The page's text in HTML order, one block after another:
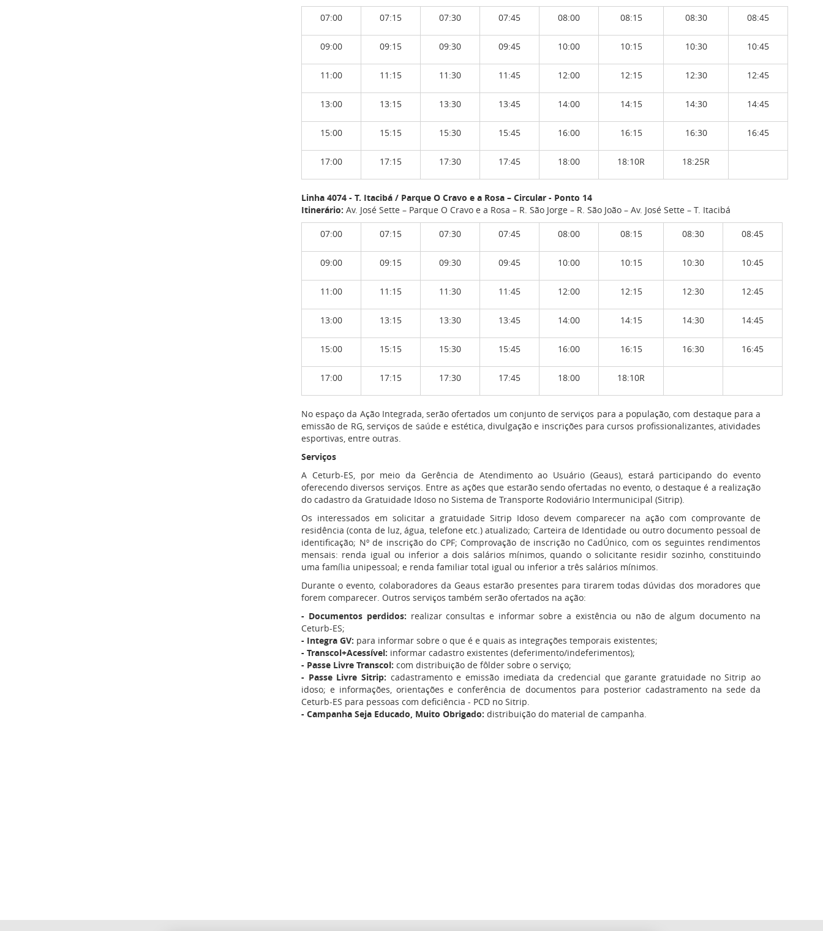
07:00 07:15 07:30 07:45 08:00 08:15 08:30 08:45
09:00 09:15 09:30 09:45 10:00 10:15 10:30 10:45
11:00 11:15 11:30 11:45 12:00 12:15 12:30 12:45
13:00 13:15 13:30 13:45 14:00 14:15 14:30 14:45
15:00 15:15 15:30 15:45 16:00 16:15 16:30 16:45
17:00 17:15 17:30 17:45 18:00 18:10R 18:25R
Linha 4074 - T. Itacibá / Parque O Cravo e a Rosa – Circular - Ponto 14
Itinerário: Av. José Sette – Parque O Cravo e a Rosa – R. São Jorge – R. São João – Av. José Sette – T. Itacibá
07:00 07:15 07:30 07:45 08:00 08:15 08:30 08:45
09:00 09:15 09:30 09:45 10:00 10:15 10:30 10:45
11:00 11:15 11:30 11:45 12:00 12:15 12:30 12:45
13:00 13:15 13:30 13:45 14:00 14:15 14:30 14:45
15:00 15:15 15:30 15:45 16:00 16:15 16:30 16:45
17:00 17:15 17:30 17:45 18:00 18:10R
No espaço da Ação Integrada, serão ofertados um conjunto de serviços para a população, com destaque para a
emissão de RG, serviços de saúde e estética, divulgação e inscrições para cursos profissionalizantes, atividades
esportivas, entre outras.
Serviços
A Ceturb-ES, por meio da Gerência de Atendimento ao Usuário (Geaus), estará participando do evento
oferecendo diversos serviços. Entre as ações que estarão sendo ofertadas no evento, o destaque é a realização
do cadastro da Gratuidade Idoso no Sistema de Transporte Rodoviário Intermunicipal (Sitrip).
Os interessados em solicitar a gratuidade Sitrip Idoso devem comparecer na ação com comprovante de
residência (conta de luz, água, telefone etc.) atualizado; Carteira de Identidade ou outro documento pessoal de
identificação; Nº de inscrição do CPF; Comprovação de inscrição no CadÚnico, com os seguintes rendimentos
mensais: renda igual ou inferior a dois salários mínimos, quando o solicitante residir sozinho, constituindo
uma família unipessoal; e renda familiar total igual ou inferior a três salários mínimos.
Durante o evento, colaboradores da Geaus estarão presentes para tirarem todas dúvidas dos moradores que
forem comparecer. Outros serviços também serão ofertados na ação:
- Documentos perdidos: realizar consultas e informar sobre a existência ou não de algum documento na
Ceturb-ES;
- Integra GV: para informar sobre o que é e quais as integrações temporais existentes;
- Transcol+Acessível: informar cadastro existentes (deferimento/indeferimentos);
- Passe Livre Transcol: com distribuição de fôlder sobre o serviço;
- Passe Livre Sitrip: cadastramento e emissão imediata da credencial que garante gratuidade no Sitrip ao
idoso; e informações, orientações e conferência de documentos para posterior cadastramento na sede da
Ceturb-ES para pessoas com deficiência - PCD no Sitrip.
- Campanha Seja Educado, Muito Obrigado: distribuição do material de campanha.